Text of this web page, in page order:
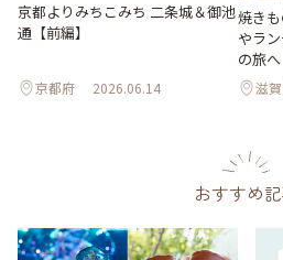
京都よりみちこみち 二条城＆御池
通【前編】
京都府 2026.06.14
焼き
やラ
の旅へ
滋
おすすめ